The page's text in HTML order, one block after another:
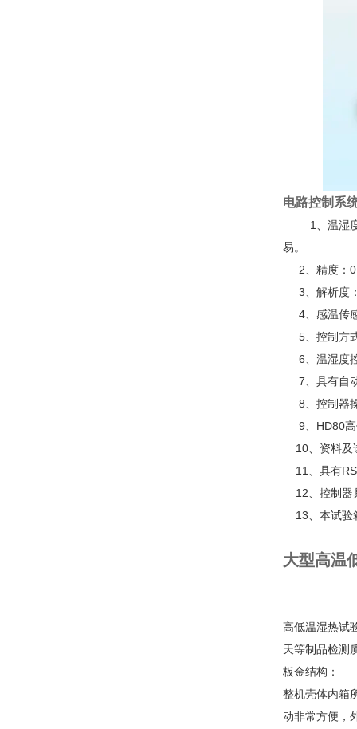
电路控制系
1、温湿度
易。
2、精度：
3、解析度
4、感温传
5、控制方式
6、温湿度控
7、具有自动
8、控制器操
9、HD80高
10、资料及
11、具有
12、控制器
13、本试验
大型高温
高低温湿热试
天等制品检测
板金结构：
整机壳体内箱
动非常方便，